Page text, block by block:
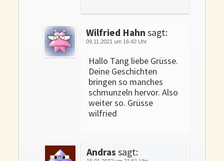
Wilfried Hahn sagt:
09.11.2021 um 16:42 Uhr
Hallo Tang liebe Grüsse.
Deine Geschichten
bringen so manches
schmunzeln hervor. Also
weiter so. Grüsse
wilfried
Andras sagt: